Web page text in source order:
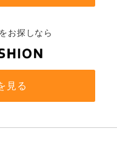
お探しなら
見る